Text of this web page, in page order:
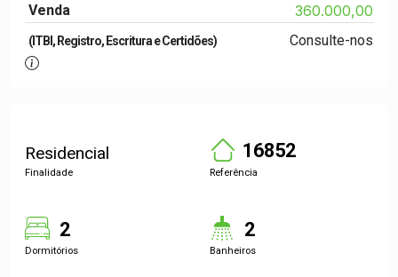
Venda
360.000,00
(ITBI, Registro, Escritura e Certidões) Consulte-nos
Residencial
Finalidade
16852
Referência
2
Dormitórios
2
Banheiros